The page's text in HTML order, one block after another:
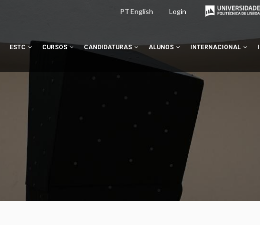
PTEnglish Login
ESTC CURSOS CANDIDATURAS ALUNOS INTERNACIONAL